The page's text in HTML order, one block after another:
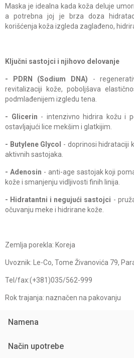
Maska je idealna kada koža deluje
a potrebna joj je brza doza
korišćenja koža izgleda zaglađeno,
Ključni sastojci i njihovo delovanje
- PDRN (Sodium DNA) -
revitalizaciji kože, poboljšava
podmlađenijem izgledu tena.
- Glicerin - intenzivno hidrira kožu i
ostavljajući lice mekšim i glatkijim.
- Butylene Glycol
- doprinosi hidrataciji
aktivnih sastojaka.
- Adenosin - anti-age sastojak koji
kože i smanjenju vidljivosti finih linija.
- Hidratantni i negujući sastojci -
očuvanju meke i hidrirane kože.
Zemlja porekla: Koreja
Uvoznik: Le-Co, Tome Živanovića 79,
Tel/fax:(+381)035/562-999
Rok trajanja: naznačen na pakovanju
Namena
Način upotrebe